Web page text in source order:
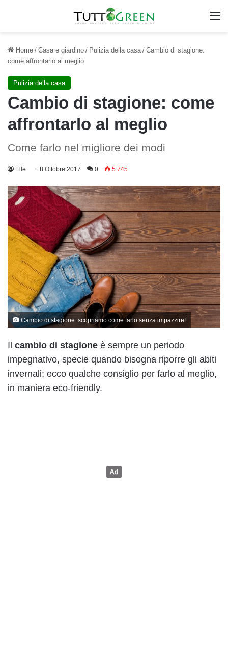
Home / Casa e giardino / Pulizia della casa / Cambio di stagione:
come affrontarlo al meglio
Pulizia della casa
Cambio di stagione: come
affrontarlo al meglio
Come farlo nel migliore dei modi
Elle 8 Ottobre 2017 0 5.745
Cambio di stagione: scopriamo come farlo senza impazzire!
Il cambio di stagione è sempre un periodo
impegnativo, specie quando bisogna riporre gli abiti
invernali: ecco qualche consiglio per farlo al meglio,
in maniera eco-friendly.